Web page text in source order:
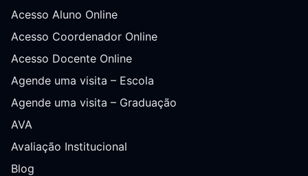
Acesso Aluno Online
Acesso Coordenador Online
Acesso Docente Online
Agende uma visita – Escola
Agende uma visita – Graduação
AVA
Avaliação Institucional
Blog